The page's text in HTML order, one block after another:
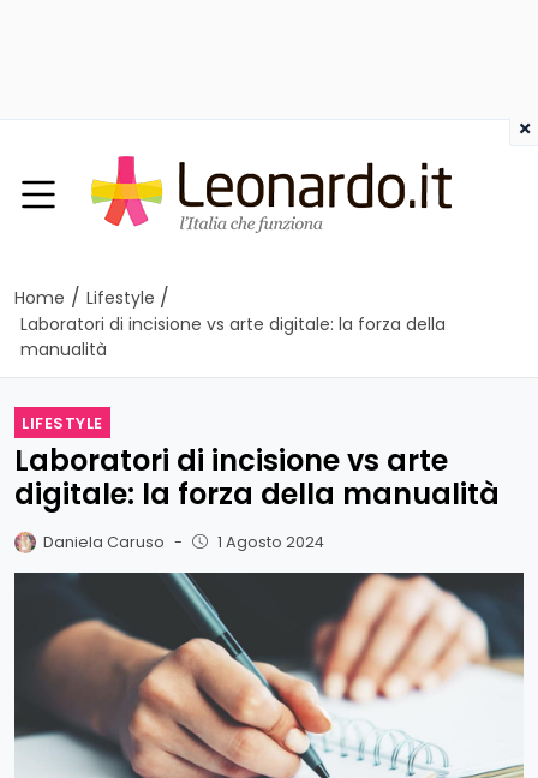
Home / Lifestyle /
Laboratori di incisione vs arte digitale: la forza della
manualità
LIFESTYLE
Laboratori di incisione vs arte
digitale: la forza della manualità
Daniela Caruso - 1 Agosto 2024
×